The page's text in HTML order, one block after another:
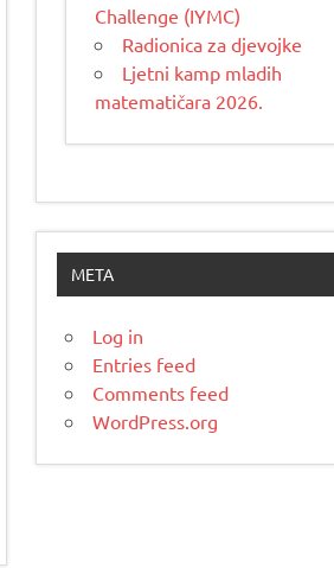
Challenge (IYMC)
Radionica za djevojke
Ljetni kamp mladih
matematičara 2026.
META
Log in
Entries feed
Comments feed
WordPress.org